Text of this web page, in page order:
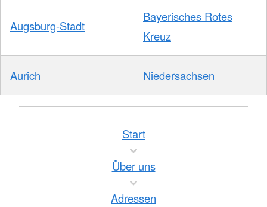
Augsburg-Stadt
Bayerisches Rotes
Kreuz
Aurich Niedersachsen
Start
Über uns
Adressen